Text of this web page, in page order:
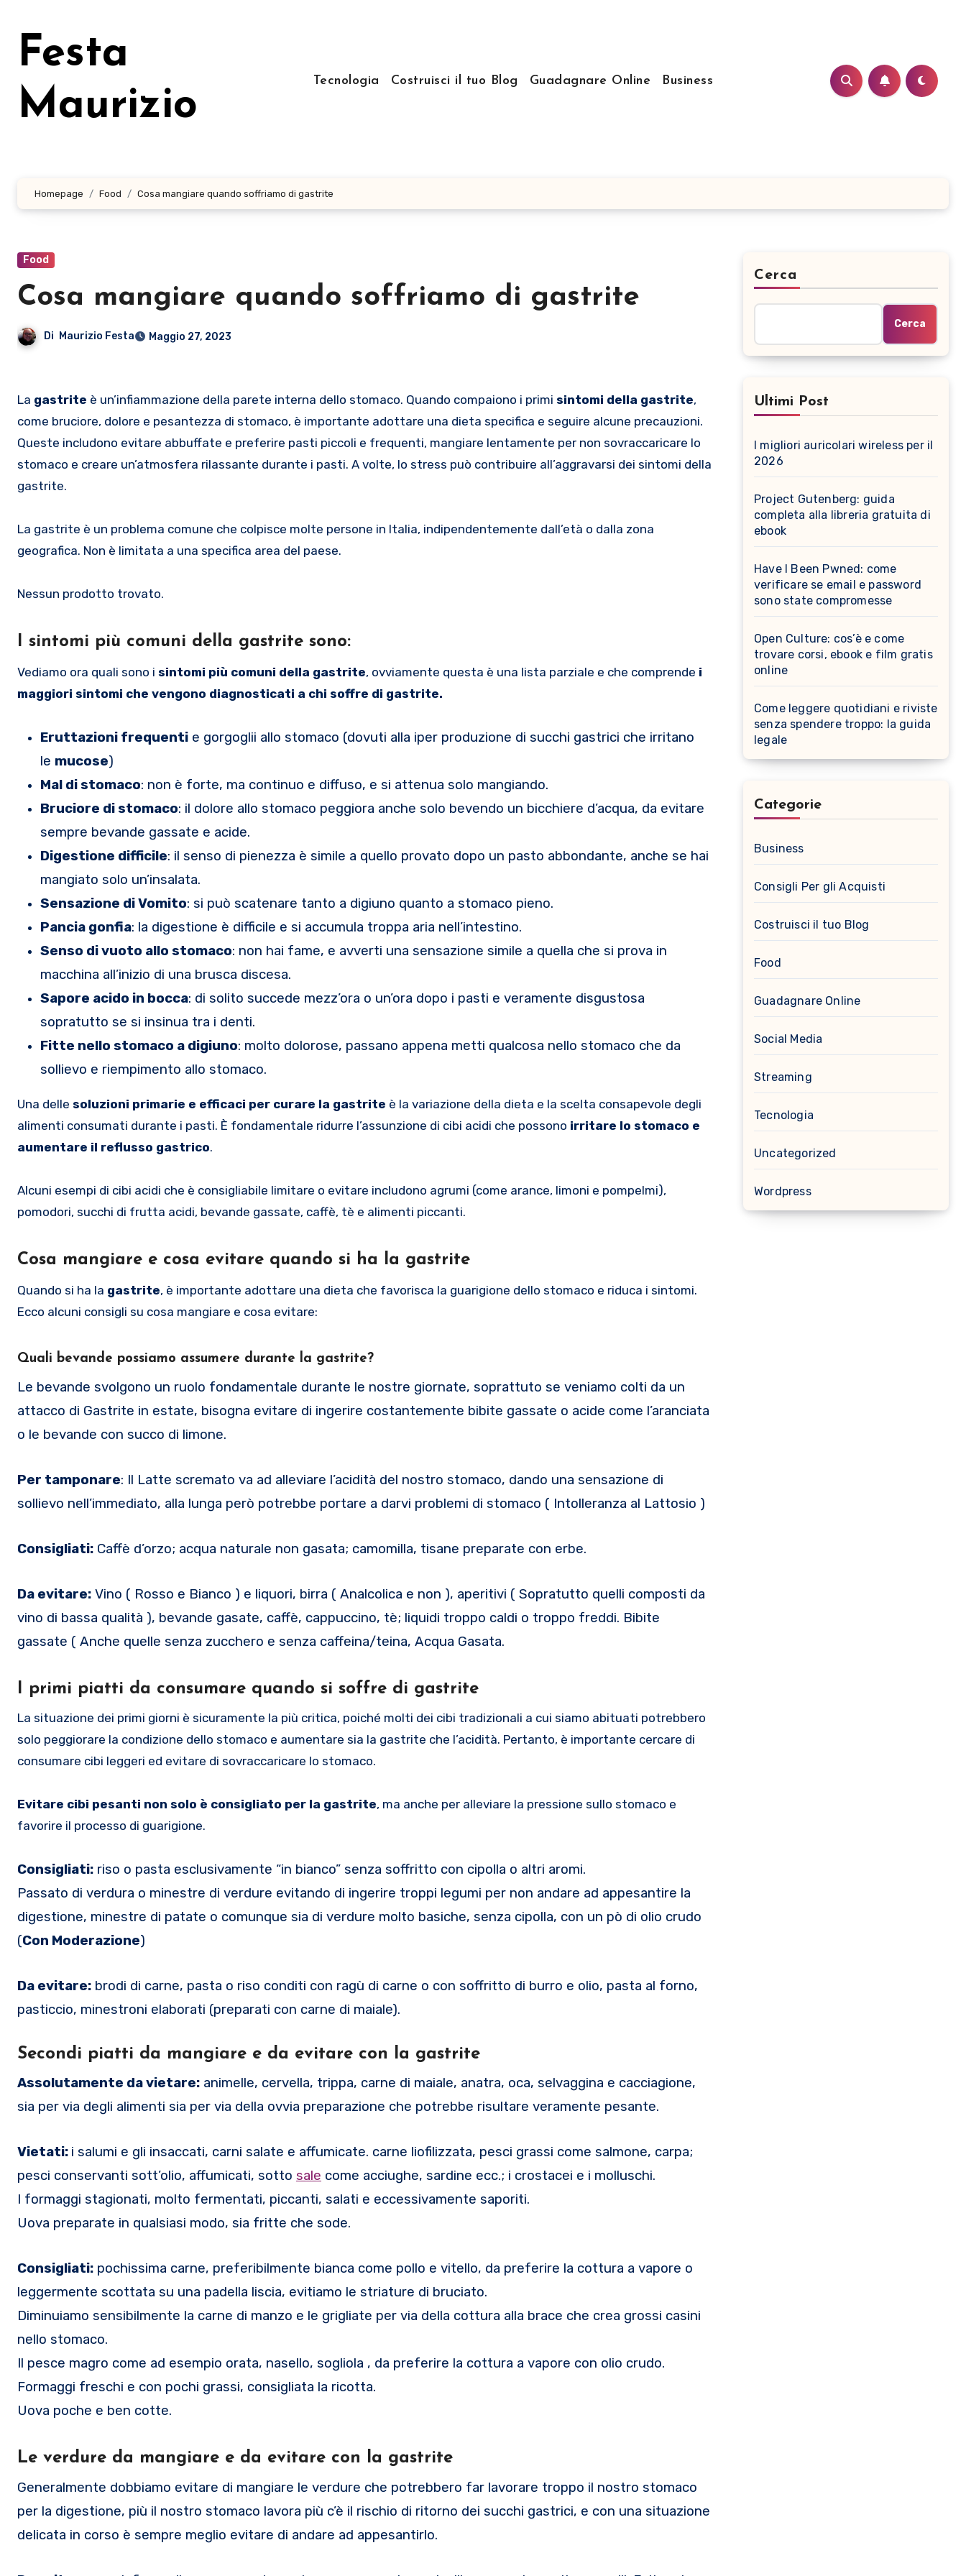
contenuto
Festa
Maurizio
Tecnologia Costruisci il tuo Blog Guadagnare Online Business
Homepage Food Cosa mangiare quando soffriamo di gastrite
Food
Cosa mangiare quando soffriamo di gastrite
Di Maurizio Festa Maggio 27, 2023
La gastrite è un’infiammazione della parete interna dello stomaco. Quando compaiono i primi sintomi della gastrite,
come bruciore, dolore e pesantezza di stomaco, è importante adottare una dieta specifica e seguire alcune precauzioni.
Queste includono evitare abbuffate e preferire pasti piccoli e frequenti, mangiare lentamente per non sovraccaricare lo
stomaco e creare un’atmosfera rilassante durante i pasti. A volte, lo stress può contribuire all’aggravarsi dei sintomi della
gastrite.
La gastrite è un problema comune che colpisce molte persone in Italia, indipendentemente dall’età o dalla zona
geografica. Non è limitata a una specifica area del paese.
Nessun prodotto trovato.
I sintomi più comuni della gastrite sono:
Vediamo ora quali sono i sintomi più comuni della gastrite, ovviamente questa è una lista parziale e che comprende i
maggiori sintomi che vengono diagnosticati a chi soffre di gastrite.
Eruttazioni frequenti e gorgoglii allo stomaco (dovuti alla iper produzione di succhi gastrici che irritano
le mucose)
Mal di stomaco: non è forte, ma continuo e diffuso, e si attenua solo mangiando.
Bruciore di stomaco: il dolore allo stomaco peggiora anche solo bevendo un bicchiere d’acqua, da evitare
sempre bevande gassate e acide.
Digestione difficile: il senso di pienezza è simile a quello provato dopo un pasto abbondante, anche se hai
mangiato solo un’insalata.
Sensazione di Vomito: si può scatenare tanto a digiuno quanto a stomaco pieno.
Pancia gonfia: la digestione è difficile e si accumula troppa aria nell’intestino.
Senso di vuoto allo stomaco: non hai fame, e avverti una sensazione simile a quella che si prova in
macchina all’inizio di una brusca discesa.
Sapore acido in bocca: di solito succede mezz’ora o un’ora dopo i pasti e veramente disgustosa
sopratutto se si insinua tra i denti.
Fitte nello stomaco a digiuno: molto dolorose, passano appena metti qualcosa nello stomaco che da
sollievo e riempimento allo stomaco.
Una delle soluzioni primarie e efficaci per curare la gastrite è la variazione della dieta e la scelta consapevole degli
alimenti consumati durante i pasti. È fondamentale ridurre l’assunzione di cibi acidi che possono irritare lo stomaco e
aumentare il reflusso gastrico.
Alcuni esempi di cibi acidi che è consigliabile limitare o evitare includono agrumi (come arance, limoni e pompelmi),
pomodori, succhi di frutta acidi, bevande gassate, caffè, tè e alimenti piccanti.
Cosa mangiare e cosa evitare quando si ha la gastrite
Quando si ha la gastrite, è importante adottare una dieta che favorisca la guarigione dello stomaco e riduca i sintomi.
Ecco alcuni consigli su cosa mangiare e cosa evitare:
Quali bevande possiamo assumere durante la gastrite?
Le bevande svolgono un ruolo fondamentale durante le nostre giornate, soprattuto se veniamo colti da un
attacco di Gastrite in estate, bisogna evitare di ingerire costantemente bibite gassate o acide come l’aranciata
o le bevande con succo di limone.
Per tamponare: Il Latte scremato va ad alleviare l’acidità del nostro stomaco, dando una sensazione di
sollievo nell’immediato, alla lunga però potrebbe portare a darvi problemi di stomaco ( Intolleranza al Lattosio )
Consigliati: Caffè d’orzo; acqua naturale non gasata; camomilla, tisane preparate con erbe.
Da evitare: Vino ( Rosso e Bianco ) e liquori, birra ( Analcolica e non ), aperitivi ( Sopratutto quelli composti da
vino di bassa qualità ), bevande gasate, caffè, cappuccino, tè; liquidi troppo caldi o troppo freddi. Bibite
gassate ( Anche quelle senza zucchero e senza caffeina/teina, Acqua Gasata.
I primi piatti da consumare quando si soffre di gastrite
La situazione dei primi giorni è sicuramente la più critica, poiché molti dei cibi tradizionali a cui siamo abituati potrebbero
solo peggiorare la condizione dello stomaco e aumentare sia la gastrite che l’acidità. Pertanto, è importante cercare di
consumare cibi leggeri ed evitare di sovraccaricare lo stomaco.
Evitare cibi pesanti non solo è consigliato per la gastrite, ma anche per alleviare la pressione sullo stomaco e
favorire il processo di guarigione.
Consigliati: riso o pasta esclusivamente “in bianco” senza soffritto con cipolla o altri aromi.
Passato di verdura o minestre di verdure evitando di ingerire troppi legumi per non andare ad appesantire la
digestione, minestre di patate o comunque sia di verdure molto basiche, senza cipolla, con un pò di olio crudo
(Con Moderazione)
Da evitare: brodi di carne, pasta o riso conditi con ragù di carne o con soffritto di burro e olio, pasta al forno,
pasticcio, minestroni elaborati (preparati con carne di maiale).
Secondi piatti da mangiare e da evitare con la gastrite
Assolutamente da vietare: animelle, cervella, trippa, carne di maiale, anatra, oca, selvaggina e cacciagione,
sia per via degli alimenti sia per via della ovvia preparazione che potrebbe risultare veramente pesante.
Vietati: i salumi e gli insaccati, carni salate e affumicate. carne liofilizzata, pesci grassi come salmone, carpa;
pesci conservanti sott’olio, affumicati, sotto sale come acciughe, sardine ecc.; i crostacei e i molluschi.
I formaggi stagionati, molto fermentati, piccanti, salati e eccessivamente saporiti.
Uova preparate in qualsiasi modo, sia fritte che sode.
Consigliati: pochissima carne, preferibilmente bianca come pollo e vitello, da preferire la cottura a vapore o
leggermente scottata su una padella liscia, evitiamo le striature di bruciato.
Diminuiamo sensibilmente la carne di manzo e le grigliate per via della cottura alla brace che crea grossi casini
nello stomaco.
Il pesce magro come ad esempio orata, nasello, sogliola , da preferire la cottura a vapore con olio crudo.
Formaggi freschi e con pochi grassi, consigliata la ricotta.
Uova poche e ben cotte.
Le verdure da mangiare e da evitare con la gastrite
Generalmente dobbiamo evitare di mangiare le verdure che potrebbero far lavorare troppo il nostro stomaco
per la digestione, più il nostro stomaco lavora più c’è il rischio di ritorno dei succhi gastrici, e con una situazione
delicata in corso è sempre meglio evitare di andare ad appesantirlo.
Cerca
Cerca
Ultimi Post
I migliori auricolari wireless per il
2026
Project Gutenberg: guida
completa alla libreria gratuita di
ebook
Have I Been Pwned: come
verificare se email e password
sono state compromesse
Open Culture: cos’è e come
trovare corsi, ebook e film gratis
online
Come leggere quotidiani e riviste
senza spendere troppo: la guida
legale
Categorie
Business
Consigli Per gli Acquisti
Costruisci il tuo Blog
Food
Guadagnare Online
Social Media
Streaming
Tecnologia
Uncategorized
Wordpress